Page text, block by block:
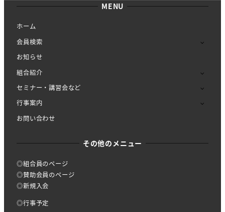
MENU
ホーム
会員検索
お知らせ
組合紹介
セミナー・講習会など
行事案内
お問い合わせ
その他のメニュー
◎組合員のページ
◎賛助会員のページ
◎新規入会
◎行事予定